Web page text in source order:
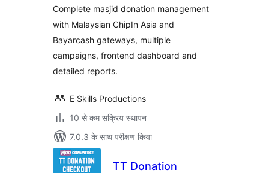
Complete masjid donation management
with Malaysian ChipIn Asia and
Bayarcash gateways, multiple
campaigns, frontend dashboard and
detailed reports.
E Skills Productions
10 से कम सक्रिय स्थापन
7.0.3 के साथ परीक्षण किया
TT Donation